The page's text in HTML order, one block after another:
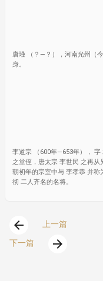
唐瑾 （？—？），河南光州（
身。
李道宗 （600年—653年）， 字
之堂侄，唐太宗 李世民 之再
朝初年的宗室中与 李孝恭 并
彻 二人齐名的名将。
arrow_back
上一篇
下一篇
arrow_forward